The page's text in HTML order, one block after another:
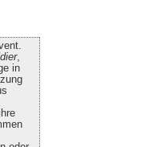
,
in